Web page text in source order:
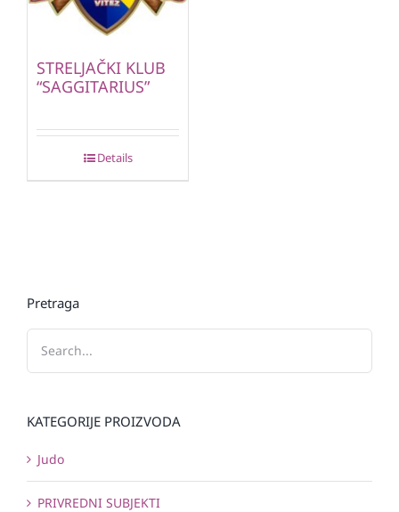
STRELJAČKI KLUB
“SAGGITARIUS”
Details
Pretraga
KATEGORIJE PROIZVODA
Judo
PRIVREDNI SUBJEKTI